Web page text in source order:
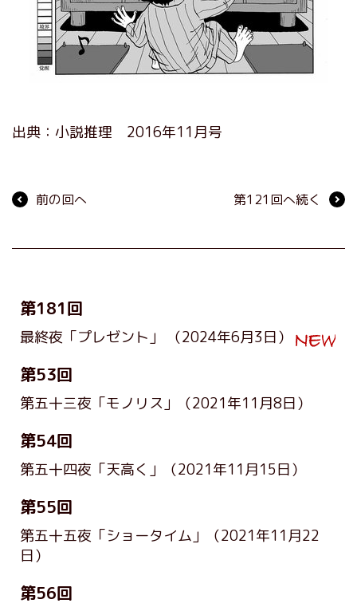
出典：小説推理 2016年11月号
前の回へ 第121回へ続く
第181回
最終夜「プレゼント」 （2024年6月3日）
第53回
第五十三夜「モノリス」 （2021年11月8日）
第54回
第五十四夜「天高く」 （2021年11月15日）
第55回
第五十五夜「ショータイム」
（2021年11月22
日）
第56回